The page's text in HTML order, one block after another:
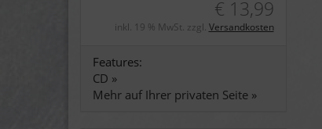
€ 13,99
inkl. 19 % MwSt. zzgl. Versandkosten
Features:
CD »
Mehr auf Ihrer privaten Seite »